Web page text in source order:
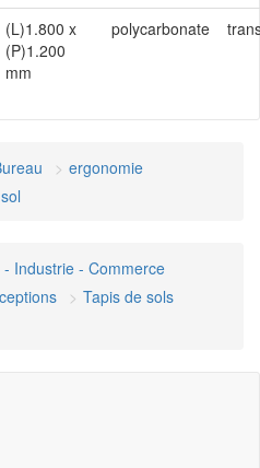
(L)1.800 x
(P)1.200
mm
polycarbonate
ergonomie
Industrie - Commerce
Tapis de sols